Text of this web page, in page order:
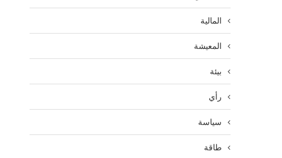
المالية
المعيشة
بيئة
رأي
سياسة
طاقة